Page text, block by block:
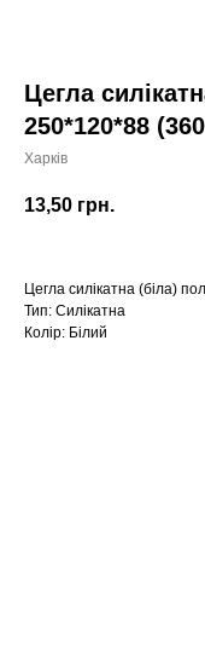
Цегла
250*120*88
Харків
13,50 грн.
Цегла силікатна (біла)
Тип: Силікатна
Колір: Білий